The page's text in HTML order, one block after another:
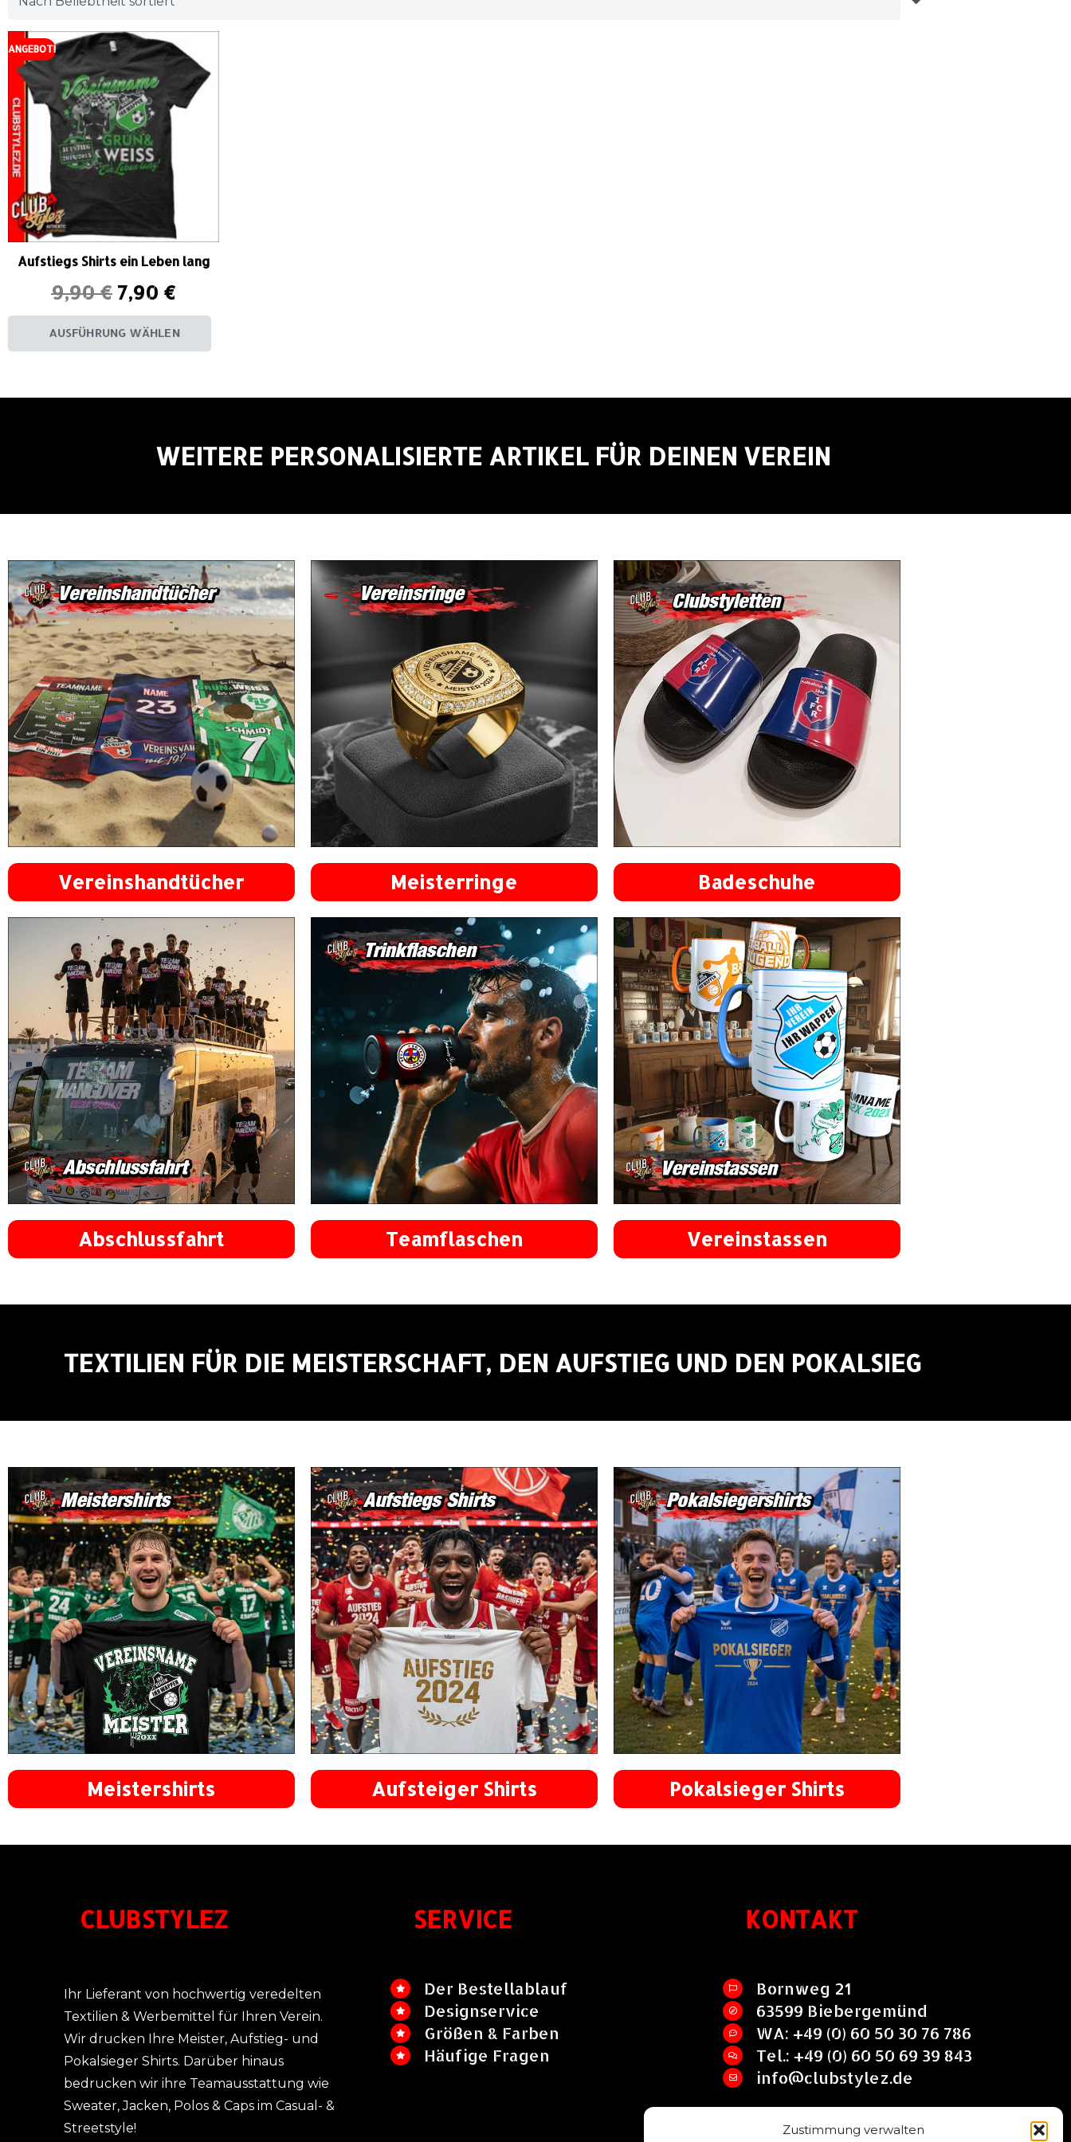
Zustimmung verwalten
ANGEBOT!
Aufstiegs Shirts ein Leben lang
9,90€ 7,90 €
AUSFÜHRUNG WÄHLEN
WEITERE PERSONALISIERTE ARTIKEL FÜR DEINEN VEREIN
Vereinshandtücher Meisterringe Badeschuhe
Abschlussfahrt Teamflaschen Vereinstassen
TEXTILIEN FÜR DIE MEISTERSCHAFT, DEN AUFSTIEG UND DEN POKALSIEG
Meistershirts Aufsteiger Shirts Pokalsieger Shirts
CLUBSTYLEZ
Ihr Lieferant von hochwertig veredelten
Textilien & Werbemittel für Ihren Verein.
Wir drucken Ihre Meister, Aufstieg- und
Pokalsieger Shirts. Darüber hinaus
bedrucken wir ihre Teamausstattung wie
Sweater, Jacken, Polos & Caps im Casual- &
Streetstyle!
SERVICE
Der Bestellablauf
Designservice
Größen & Farben
Häufige Fragen
KONTAKT
Bornweg 21
63599 Biebergemünd
WA: +49 (0) 60 50 30 76 786
Tel.: +49 (0) 60 50 69 39 843
info@clubstylez.de